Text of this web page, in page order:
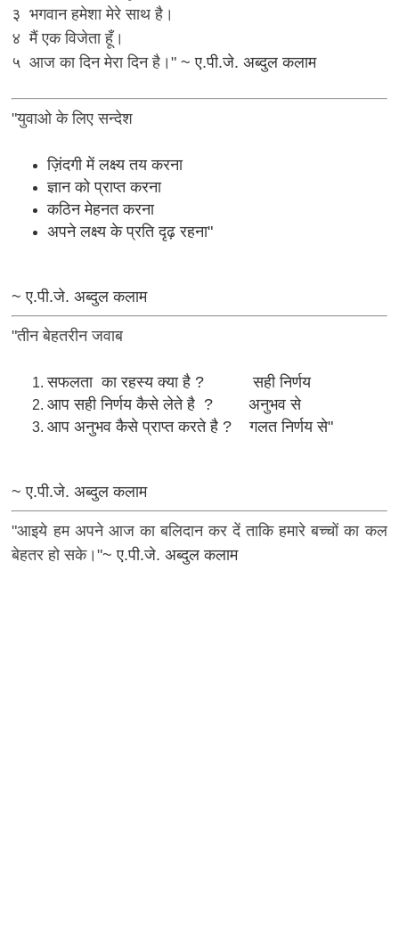
३ भगवान हमेशा मेरे साथ है।
४ मैं एक विजेता हूँ।
५ आज का दिन मेरा दिन है।"~ ए.पी.जे. अब्दुल कलाम
"युवाओ के लिए सन्देश
ज़िंदगी में लक्ष्य तय करना
ज्ञान को प्राप्त करना
कठिन मेहनत करना
अपने लक्ष्य के प्रति दृढ़ रहना"
~ ए.पी.जे. अब्दुल कलाम
"तीन बेहतरीन जवाब
सफलता का रहस्य क्या है ? सही निर्णय
आप सही निर्णय कैसे लेते है ? अनुभव से
आप अनुभव कैसे प्राप्त करते है ? गलत निर्णय से"
~ ए.पी.जे. अब्दुल कलाम
"आइये हम अपने आज का बलिदान कर दें ताकि हमारे बच्चों का कल
बेहतर हो सके।"~ ए.पी.जे. अब्दुल कलाम